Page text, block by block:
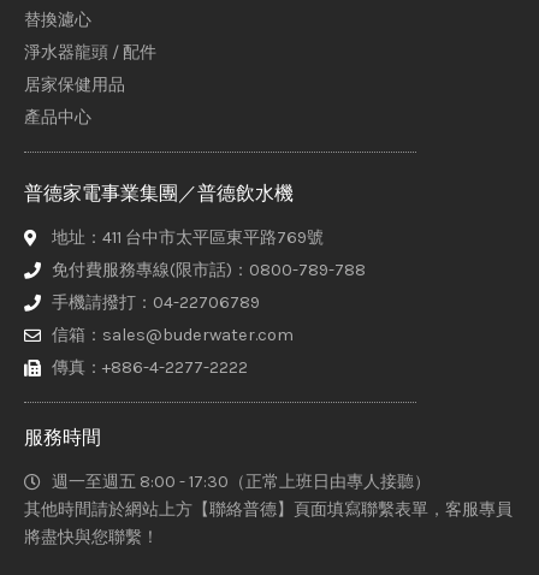
替換濾心
淨水器龍頭 / 配件
居家保健用品
產品中心
普德家電事業集團／普德飲水機
地址：411 台中市太平區東平路769號
免付費服務專線(限市話)：0800-789-788
手機請撥打：04-22706789
信箱：sales@buderwater.com
傳真：+886-4-2277-2222
服務時間
週一至週五 8:00 - 17:30（正常上班日由專人接聽）
其他時間請於網站上方【聯絡普德】頁面填寫聯繫表單，客服專員
將盡快與您聯繫！